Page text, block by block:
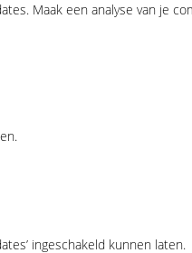
Maak een analyse van je
ingeschakeld kunnen laten.